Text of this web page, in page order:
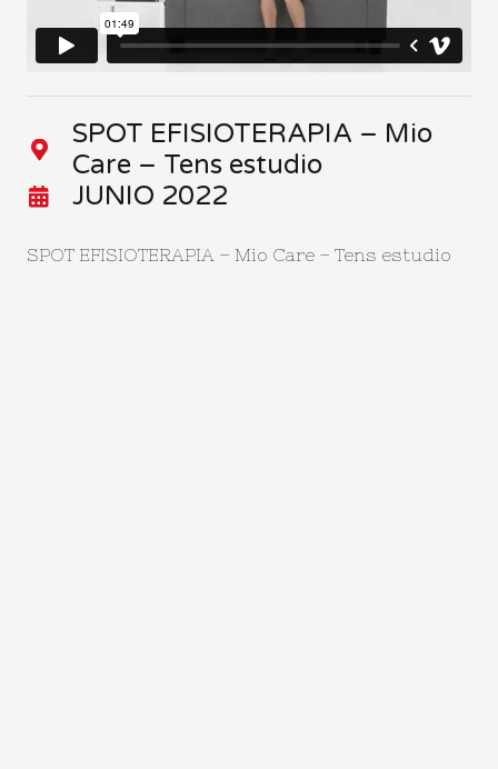
SPOT EFISIOTERAPIA – Mio
Care – Tens estudio
JUNIO 2022
SPOT EFISIOTERAPIA – Mio Care – Tens estudio